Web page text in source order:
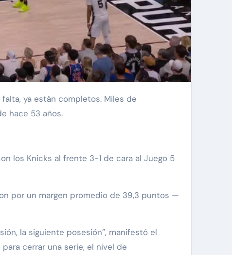
hace 53 años.
los Knicks al frente 3-1 de cara al Juego 5
por un margen promedio de 39,3 puntos —
la siguiente posesión”, manifestó el
cerrar una serie, el nivel de